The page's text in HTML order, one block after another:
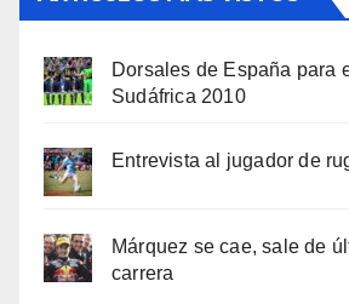
Dorsales de España para
Sudáfrica 2010
Entrevista al jugador de
Márquez se cae, sale de
carrera